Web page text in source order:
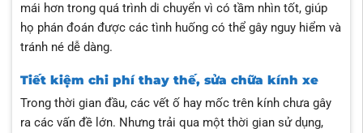
mái hơn trong quá trình di chuyển vì có tầm nhìn tốt, giúp
họ phán đoán được các tình huống có thể gây nguy hiểm và
tránh né dễ dàng.
Tiết kiệm chi phí thay thế, sửa chữa kính xe
Trong thời gian đầu, các vết ố hay mốc trên kính chưa gây
ra các vấn đề lớn. Nhưng trải qua một thời gian sử dụng,